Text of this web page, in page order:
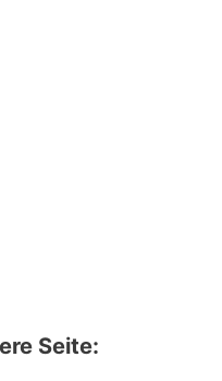
Seite: